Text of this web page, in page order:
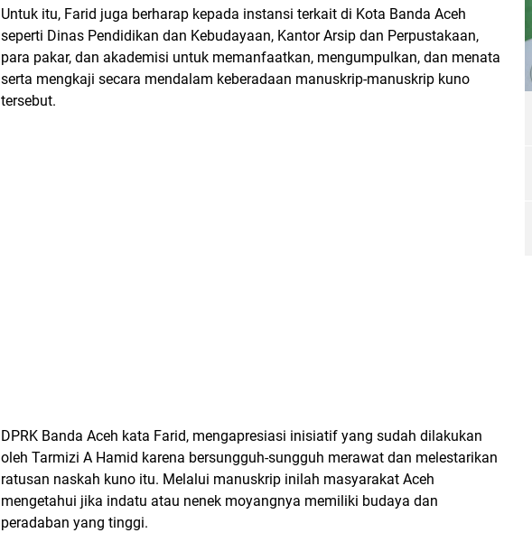
Untuk itu, Farid juga berharap kepada instansi terkait di Kota Banda Aceh
seperti Dinas Pendidikan dan Kebudayaan, Kantor Arsip dan Perpustakaan,
para pakar, dan akademisi untuk memanfaatkan, mengumpulkan, dan menata
serta mengkaji secara mendalam keberadaan manuskrip-manuskrip kuno
tersebut.
DPRK Banda Aceh kata Farid, mengapresiasi inisiatif yang sudah dilakukan
oleh Tarmizi A Hamid karena bersungguh-sungguh merawat dan melestarikan
ratusan naskah kuno itu. Melalui manuskrip inilah masyarakat Aceh
mengetahui jika indatu atau nenek moyangnya memiliki budaya dan
peradaban yang tinggi.